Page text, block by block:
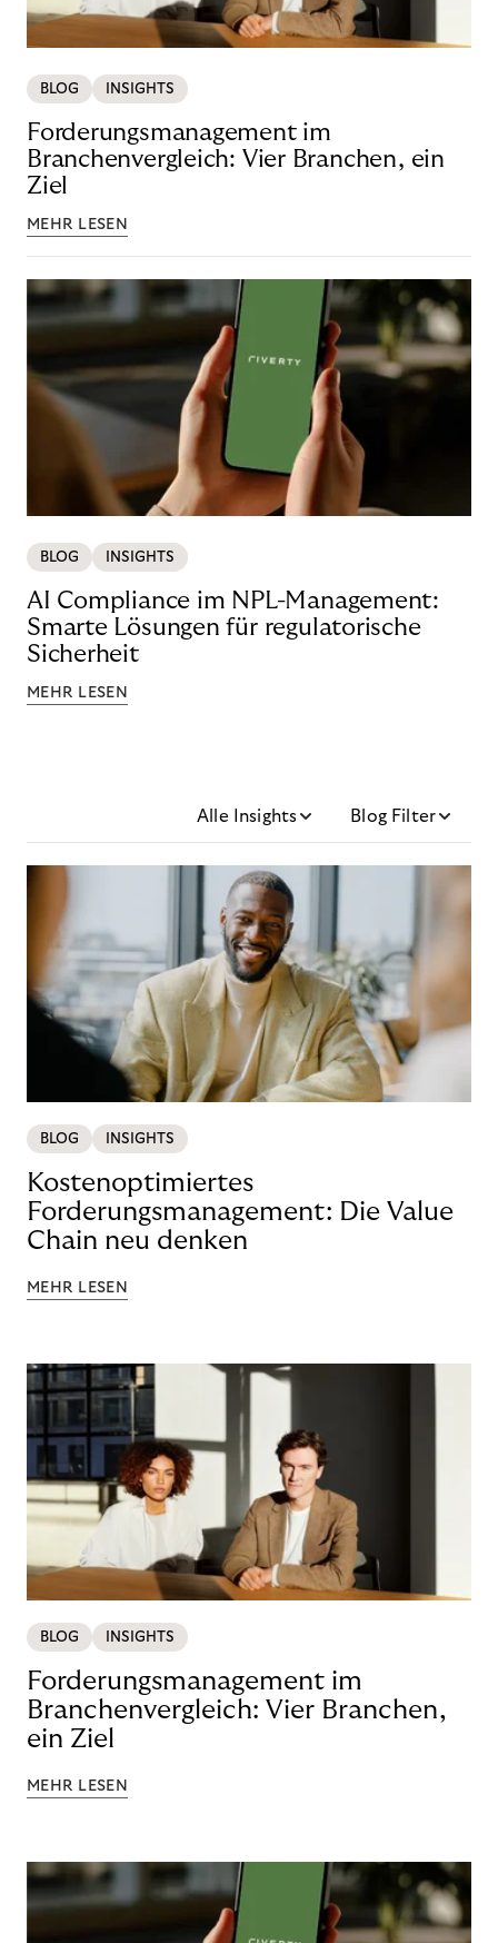
BLOG INSIGHTS
Forderungsmanagement im
Branchenvergleich: Vier Branchen, ein
Ziel
MEHR LESEN
BLOG INSIGHTS
AI Compliance im NPL-Management:
Smarte Lösungen für regulatorische
Sicherheit
MEHR LESEN
Alle Insights Blog Filter
BLOG INSIGHTS
Kostenoptimiertes
Forderungsmanagement: Die Value
Chain neu denken
MEHR LESEN
BLOG INSIGHTS
Forderungsmanagement im
Branchenvergleich: Vier Branchen,
ein Ziel
MEHR LESEN